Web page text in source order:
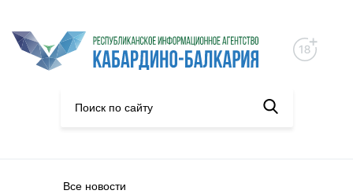
Все новости